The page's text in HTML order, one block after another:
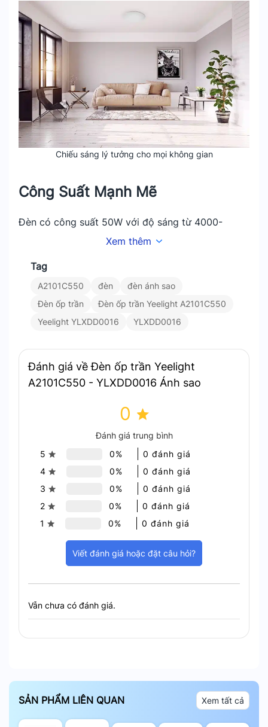
Chiếu sáng lý tưởng cho mọi không gian
Công Suất Mạnh Mẽ
Đèn có công suất 50W với độ sáng từ 4000-
4500lm, phù hợp cho nhiều không gian khác nhau.
bạn tùy chỉnh ánh sáng theo tâm trạng và nhu cầu
sử dụng.
Đèn Yeelight YLXDD0016 – Thiết
Thiết kế chống côn trùng và bụi bẩn giúp đèn duy
trì độ sáng và tuổi thọ lâu dài, mang lại trải
Ánh Sáng Mịn và Đều Màu
Sản phẩm tạo ra ánh sáng mịn màng và đều màu,
dễ chịu cho mắt, không gây chói lóa, phù hợp cho
mọi hoạt động.
Ánh sáng đều màu giúp dễ chịu
Bluetooth. Giúp bạn quản lý ánh sáng một cách
tiện lợi mà không cần phải đứng dậy.
Xem thêm
Tag
A2101C550 đèn
đèn ánh sao
Đèn ốp trần
Đèn ốp trần Yeelight A2101C550
Yeelight YLXDD0016
YLXDD0016
Đánh giá về Đèn ốp trần Yeelight
A2101C550 - YLXDD0016 Ánh sao
0
Đánh giá trung bình
5
0%
0 đánh giá
4
0%
0 đánh giá
3
0%
0 đánh giá
2
0%
0 đánh giá
1
0% 0 đánh giá
Viết đánh giá hoặc đặt câu hỏi?
Vẫn chưa có đánh giá.
SẢN PHẨM LIÊN QUAN Xem tất cả